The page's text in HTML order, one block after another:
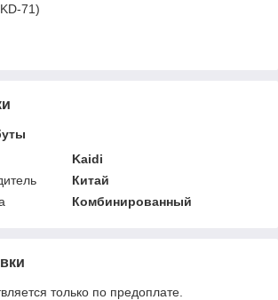
71)
Kaidi
Китай
Комбинированный
только по предоплате.